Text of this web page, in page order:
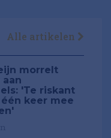
Alle artikelen
morrelt
'Te riskant
keer mee